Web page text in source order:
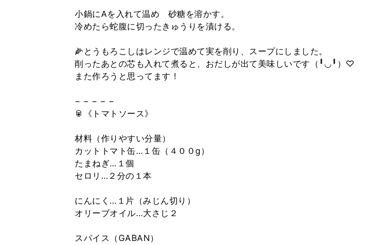
小鍋にAを入れて温め 砂糖を溶かす。
冷めたら蛇腹に切ったきゅうりを漬ける。
🌽とうもろこしはレンジで温めて実を削り、スープにしました。
削ったあとの芯も入れて煮ると、おだしが出て美味しいです（╹◡╹）♡
また作ろうと思ってます！
− − − − −
🥫《トマトソース》
材料（作りやすい分量）
カットトマト缶…１缶（４００g）
たまねぎ…１個
セロリ…２分の１本
にんにく…１片（みじん切り）
オリーブオイル…大さじ２
スパイス（GABAN）